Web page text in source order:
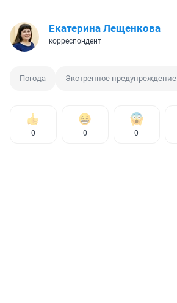
Екатерина Лещенкова
корреспондент
Погода Экстренное предупреждение
0 0 0